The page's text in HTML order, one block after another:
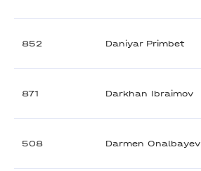
852 Daniyar Primbet
871 Darkhan Ibraimov
508 Darmen Onalbayev